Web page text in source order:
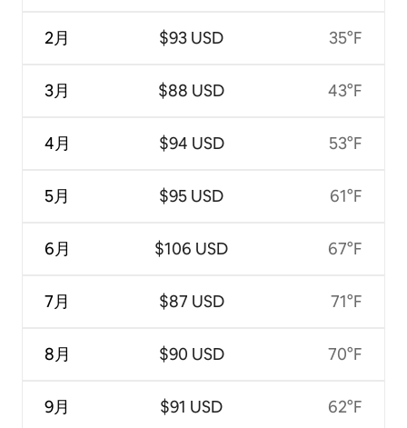
2月
3月
4月
5月
6月
7月
8月
9月
$93 USD
$88 USD
$94 USD
$95 USD
$106 USD
$87 USD
$90 USD
$91 USD
35°F
43°F
53°F
61°F
67°F
71°F
70°F
62°F